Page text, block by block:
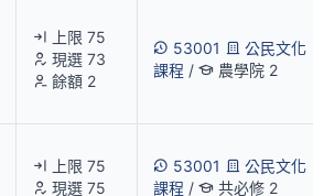
上限 75
現選 73
餘額 2
53001
公民文化
課程 / 農學院 2
上限 75
現選 75
53001
公民文化
課程 /
共必修 2